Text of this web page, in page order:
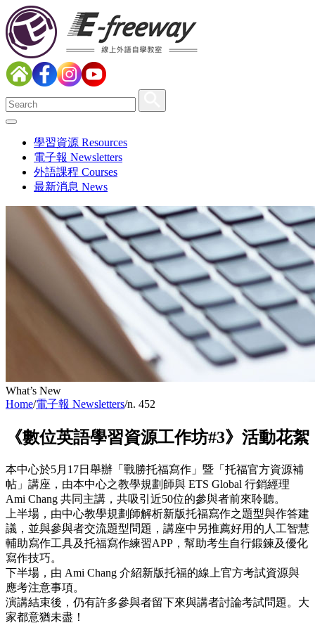
學習資源 Resources
電子報 Newsletters
外語課程 Courses
最新消息 News
What’s New
Home/電子報 Newsletters/n. 452
《數位英語學習資源工作坊#3》活動花絮
本中心於5月17日舉辦「戰勝托福寫作」暨「托福官方資源補
帖」講座，由本中心之教學規劃師與 ETS Global 行銷經理
Ami Chang 共同主講，共吸引近50位的參與者前來聆聽。
上半場，由中心教學規劃師解析新版托福寫作之題型與作答建
議，並與參與者交流題型問題，講座中另推薦好用的人工智慧
輔助寫作工具及托福寫作練習APP，幫助考生自行鍛鍊及優化
寫作技巧。
下半場，由 Ami Chang 介紹新版托福的線上官方考試資源與
應考注意事項。
演講結束後，仍有許多參與者留下來與講者討論考試問題。大
家都意猶未盡！